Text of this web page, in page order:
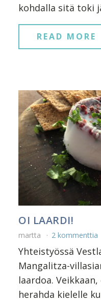
kohdalla sitä toki
READ MORE
OI LAARDI!
martta 2 kommenttia
Yhteistyössä
Mangalitza-
laardoa.
herahda kielelle